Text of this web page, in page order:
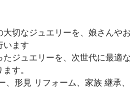
大切なジュエリーを、娘さんや
います
たジュエリーを、次世代に最適
す。
、形見 リフォーム、家族 継承